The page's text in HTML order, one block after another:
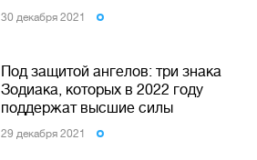
30 декабря 2021
Под защитой ангелов: три знака
Зодиака, которых в 2022 году
поддержат высшие силы
29 декабря 2021